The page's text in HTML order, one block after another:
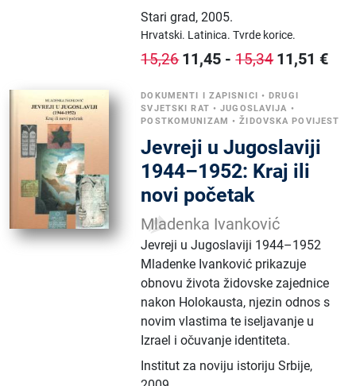
Stari grad,2005.
Hrvatski. Latinica.Tvrde korice.
15,26 11,45 -15,34 11,51 €
DOKUMENTI I ZAPISNICI •DRUGI
SVJETSKI RAT •JUGOSLAVIJA •
POSTKOMUNIZAM •ŽIDOVSKA POVIJEST
Jevreji u Jugoslaviji
1944–1952: Kraj ili
novi početak
Mladenka Ivanković
Jevreji u Jugoslaviji 1944–1952
Mladenke Ivanković prikazuje
obnovu života židovske zajednice
nakon Holokausta, njezin odnos s
novim vlastima te iseljavanje u
Izrael i očuvanje identiteta.
Institut za noviju istoriju Srbije,